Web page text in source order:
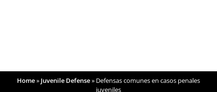
Home» Juvenile Defense» Defensas comunes en casos penales
juveniles